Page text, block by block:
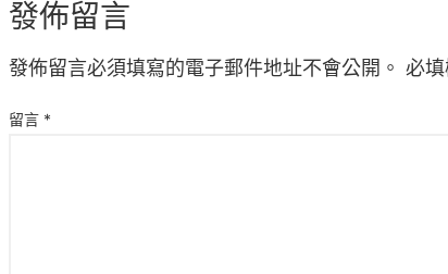
發佈留言
發佈留言必須填寫的電子郵件地址不會公開。 必
留言 *